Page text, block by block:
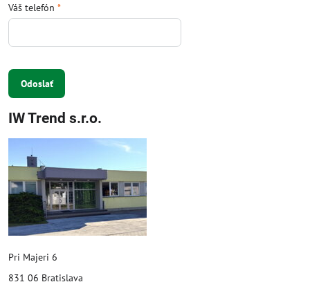
Váš telefón *
Odoslať
IW Trend s.r.o.
Pri Majeri 6
831 06 Bratislava